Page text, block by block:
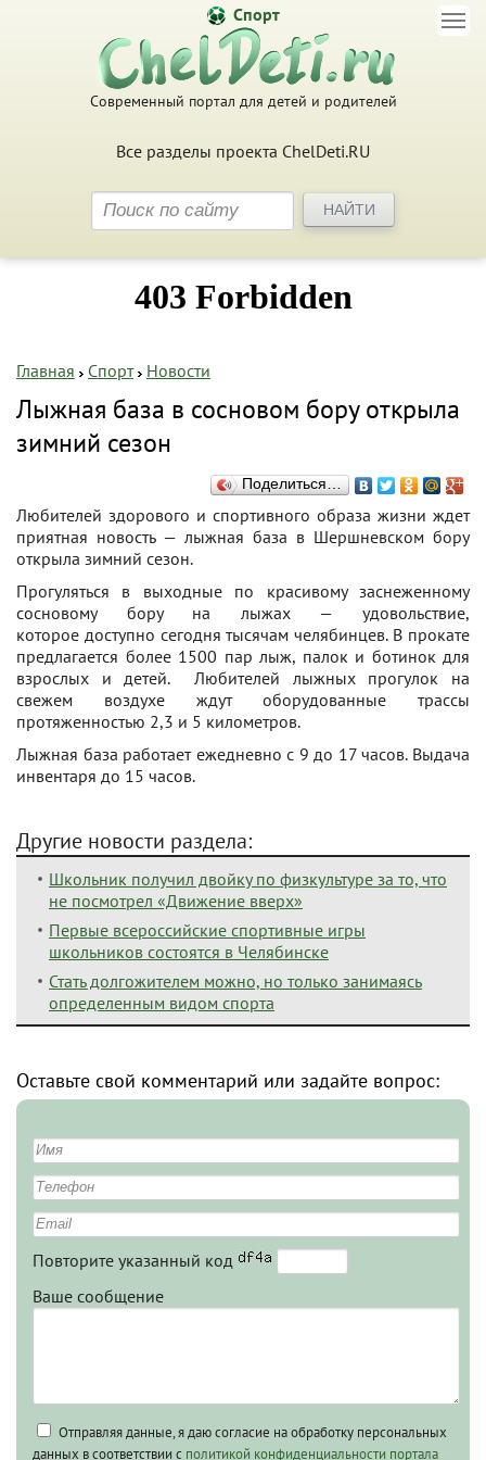
Современный портал для детей и родителей
Все разделы проекта ChelDeti.RU
Спорт
Главная Спорт Новости
Лыжная база в сосновом бору открыла
зимний сезон
Поделиться…
Любителей здорового и спортивного образа жизни ждет
приятная новость — лыжная база в Шершневском бору
открыла зимний сезон.
Прогуляться в выходные по красивому заснеженному
сосновому бору на лыжах — удовольствие,
которое доступно сегодня тысячам челябинцев. В прокате
предлагается более 1500 пар лыж, палок и ботинок для
взрослых и детей. Любителей лыжных прогулок на
свежем воздухе ждут оборудованные трассы
протяженностью 2,3 и 5 километров.
Лыжная база работает ежедневно с 9 до 17 часов. Выдача
инвентаря до 15 часов.
Другие новости раздела:
Школьник получил двойку по физкультуре за то, что
не посмотрел «Движение вверх»
Первые всероссийские спортивные игры
школьников состоятся в Челябинске
Стать долгожителем можно, но только занимаясь
определенным видом спорта
Оставьте свой комментарий или задайте вопрос:
Повторите указанный код
Ваше сообщение
Отправляя данные, я даю согласие на обработку персональных
данных в соответствии с политикой конфиденциальности портала